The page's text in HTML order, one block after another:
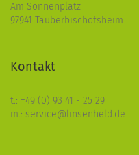
Am Sonnenplatz
97941 Tauberbischofsheim
Kontakt
t.: +49 (0) 93 41 - 25 29
m.: service@linsenheld.de